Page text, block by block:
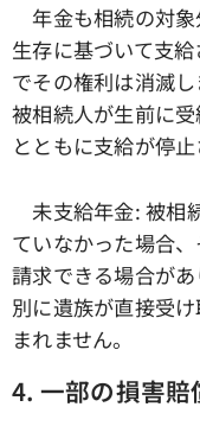
年金も相続の対象
生存に基づいて支
でその権利は消滅し
被相続人が生前に
とともに支給が停止
未支給年金: 被相
ていなかった場合
請求できる場合が
別に遺族が直接受
まれません。
4. 一部の損害賠